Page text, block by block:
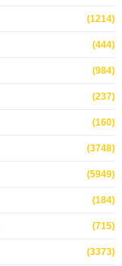
(1214)
(444)
(984)
(237)
(160)
(3748)
(5949)
(184)
(715)
(3373)